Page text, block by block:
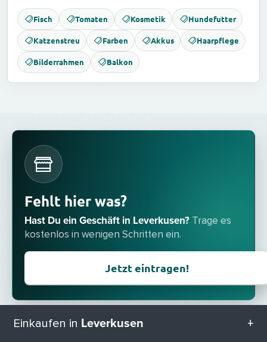
Fisch Tomaten Kosmetik Hundefutter
Katzenstreu Farben Akkus Haarpflege
Bilderrahmen Balkon
Fehlt hier was?
Hast Du ein Geschäft in Leverkusen? Trage es
kostenlos in wenigen Schritten ein.
Jetzt eintragen!
Einkaufen in Leverkusen